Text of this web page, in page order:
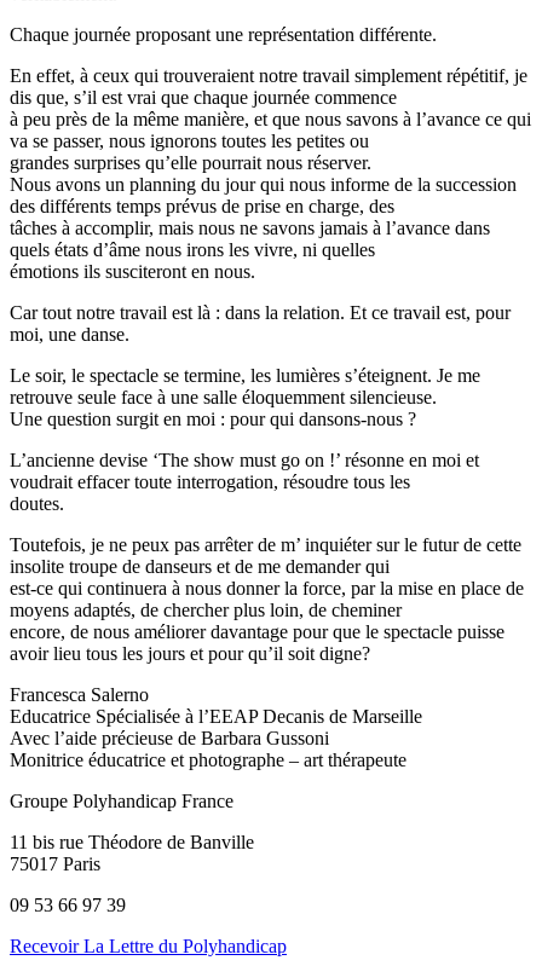
Chaque journée proposant une représentation différente.
En effet, à ceux qui trouveraient notre travail simplement répétitif, je
dis que, s’il est vrai que chaque journée commence
à peu près de la même manière, et que nous savons à l’avance ce qui
va se passer, nous ignorons toutes les petites ou
grandes surprises qu’elle pourrait nous réserver.
Nous avons un planning du jour qui nous informe de la succession
des différents temps prévus de prise en charge, des
tâches à accomplir, mais nous ne savons jamais à l’avance dans
quels états d’âme nous irons les vivre, ni quelles
émotions ils susciteront en nous.
Car tout notre travail est là : dans la relation. Et ce travail est, pour
moi, une danse.
Le soir, le spectacle se termine, les lumières s’éteignent. Je me
retrouve seule face à une salle éloquemment silencieuse.
Une question surgit en moi : pour qui dansons-nous ?
L’ancienne devise ‘The show must go on !’ résonne en moi et
voudrait effacer toute interrogation, résoudre tous les
doutes.
Toutefois, je ne peux pas arrêter de m’ inquiéter sur le futur de cette
insolite troupe de danseurs et de me demander qui
est-ce qui continuera à nous donner la force, par la mise en place de
moyens adaptés, de chercher plus loin, de cheminer
encore, de nous améliorer davantage pour que le spectacle puisse
avoir lieu tous les jours et pour qu’il soit digne?
Francesca Salerno
Educatrice Spécialisée à l’EEAP Decanis de Marseille
Avec l’aide précieuse de Barbara Gussoni
Monitrice éducatrice et photographe – art thérapeute
Groupe Polyhandicap France
11 bis rue Théodore de Banville
75017 Paris
09 53 66 97 39
Recevoir La Lettre du Polyhandicap